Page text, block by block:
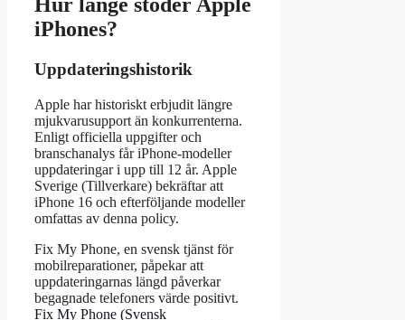
iPhones?
Uppdateringshistorik
Apple har historiskt erbjudit längre
mjukvarusupport än konkurrenterna.
Enligt officiella uppgifter och
branschanalys får iPhone-modeller
uppdateringar i upp till 12 år. Apple
Sverige (Tillverkare) bekräftar att
iPhone 16 och efterföljande modeller
omfattas av denna policy.
Fix My Phone, en svensk tjänst för
mobilreparationer, påpekar att
uppdateringarnas längd påverkar
begagnade telefoners värde positivt.
Fix My Phone (Svensk